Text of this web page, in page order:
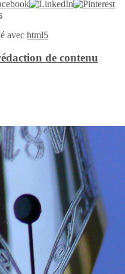
avec html5
de contenu